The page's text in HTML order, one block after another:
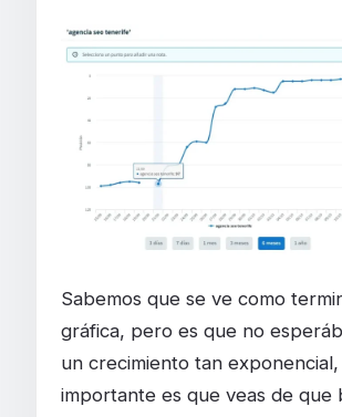
Sabemos que se ve como
gráfica, pero es que no
un crecimiento tan
importante es que veas de que